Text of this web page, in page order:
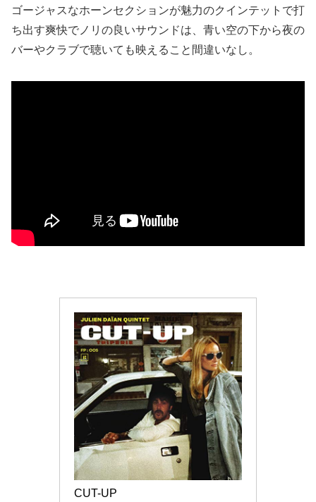
ゴージャスなホーンセクションが魅力のクインテットで打
ち出す爽快でノリの良いサウンドは、青い空の下から夜の
バーやクラブで聴いても映えること間違いなし。
CUT-UP